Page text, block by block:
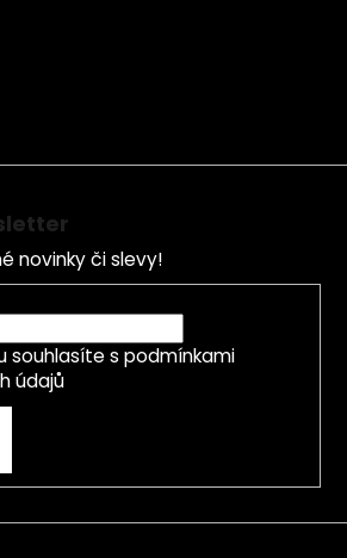
novinky či slevy!
souhlasíte s podmínkami
údajů